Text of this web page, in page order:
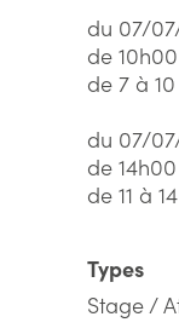
du 07/
de
de 7 à
du 07/
de
de 11 à
Types
Stage /